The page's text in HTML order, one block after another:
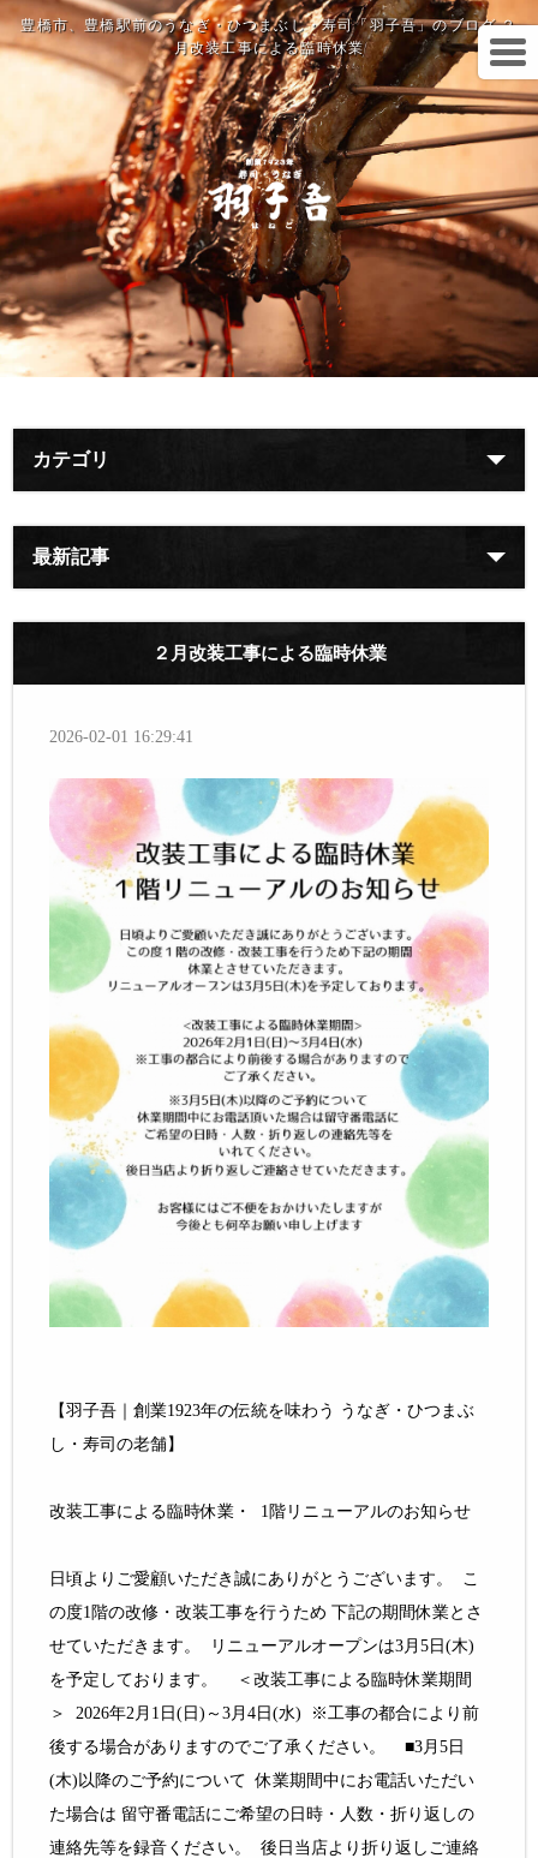
豊橋市、豊橋駅前のうなぎ・ひつまぶし・寿司「羽子吾」のブログ ２
月改装工事による臨時休業
カテゴリ
最新記事
２月改装工事による臨時休業
2026-02-01 16:29:41
【羽子吾｜創業1923年の伝統を味わう うなぎ・ひつまぶ
し・寿司の老舗】
改装工事による臨時休業・ 1階リニューアルのお知らせ
日頃よりご愛顧いただき誠にありがとうございます。 こ
の度1階の改修・改装工事を行うため 下記の期間休業とさ
せていただきます。 リニューアルオープンは3月5日(木)
を予定しております。 ＜改装工事による臨時休業期間
＞ 2026年2月1日(日)～3月4日(水) ※工事の都合により前
後する場合がありますのでご了承ください。 ■3月5日
(木)以降のご予約について 休業期間中にお電話いただい
た場合は 留守番電話にご希望の日時・人数・折り返しの
連絡先等を録音ください。 後日当店より折り返しご連絡